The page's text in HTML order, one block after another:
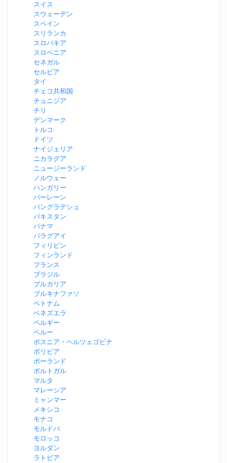
スイス
スウェーデン
スペイン
スリランカ
スロバキア
スロベニア
セネガル
セルビア
タイ
チェコ共和国
チュニジア
チリ
デンマーク
トルコ
ドイツ
ナイジェリア
ニカラグア
ニュージーランド
ノルウェー
ハンガリー
バーレーン
バングラデシュ
パキスタン
パナマ
パラグアイ
フィリピン
フィンランド
フランス
ブラジル
ブルガリア
ブルキナファソ
ベトナム
ベネズエラ
ベルギー
ペルー
ボスニア・ヘルツェゴビナ
ボリビア
ポーランド
ポルトガル
マルタ
マレーシア
ミャンマー
メキシコ
モナコ
モルドバ
モロッコ
ヨルダン
ラトビア